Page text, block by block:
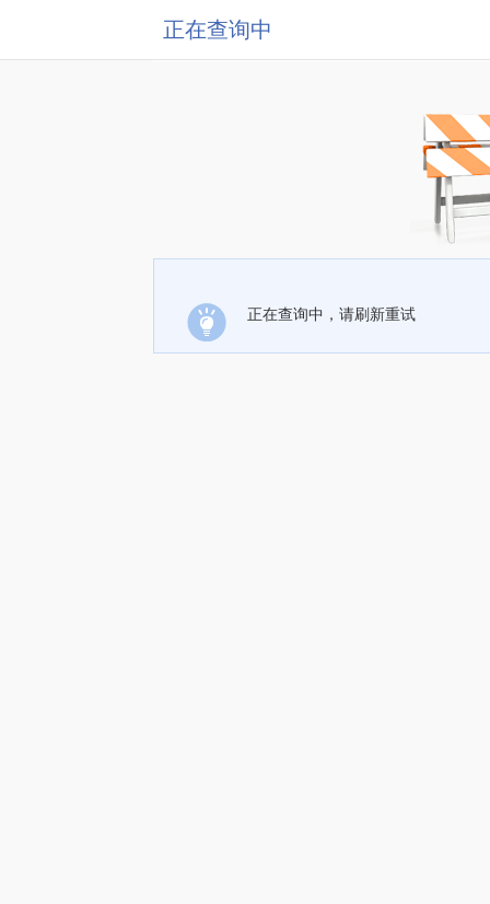
正在查询中
正在查询中，请刷新重试